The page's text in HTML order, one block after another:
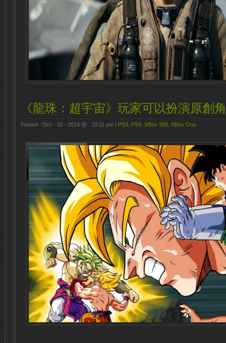
《龍珠：超宇宙》玩家可以扮演原創
Posted : Oct - 18 - 2014 @ : 10:11 pm | PS3 PS4 XBox 360 XBox One